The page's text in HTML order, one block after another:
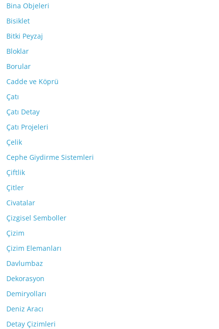
Bina Objeleri
Bisiklet
Bitki Peyzaj
Bloklar
Borular
Cadde ve Köprü
Çatı
Çatı Detay
Çatı Projeleri
Çelik
Cephe Giydirme Sistemleri
Çiftlik
Çitler
Civatalar
Çizgisel Semboller
Çizim
Çizim Elemanları
Davlumbaz
Dekorasyon
Demiryolları
Deniz Aracı
Detay Çizimleri